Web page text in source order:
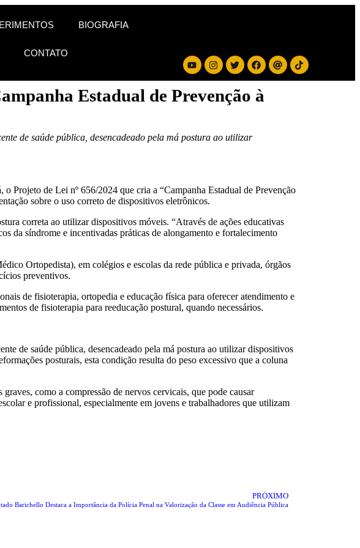
BIOGRAFIA
CONTATO
Estadual de Prevenção à
de saúde pública, desencadeado pela má postura ao utilizar
Projeto de Lei nº 656/2024 que cria a “Campanha Estadual de Prevenção
sobre o uso correto de dispositivos eletrônicos.
correta ao utilizar dispositivos móveis. “Através de ações educativas
da síndrome e incentivadas práticas de alongamento e fortalecimento
Ortopedista), em colégios e escolas da rede pública e privada, órgãos
preventivos.
de fisioterapia, ortopedia e educação física para oferecer atendimento e
de fisioterapia para reeducação postural, quando necessários.
de saúde pública, desencadeado pela má postura ao utilizar dispositivos
posturais, esta condição resulta do peso excessivo que a coluna
como a compressão de nervos cervicais, que pode causar
e profissional, especialmente em jovens e trabalhadores que utilizam
PRÓXIMO
Barichello Destaca a Importância da Polícia Penal na Valorização da Classe em Audiência Pública